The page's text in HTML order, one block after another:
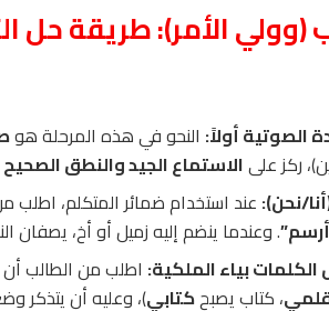
(وولي الأمر): طريقة حل
الصوتية أولاً: النحو في هذه المرحلة هو
ركز علىالاستماع الجيد والنطق الصحيح
نحن): عند استخدام ضمائر المتكلم،
أرسم”. وعندما ينضم إليه زميل أو أخ، يصفان
بياء الملكية: اطلب من الطالب
، كتاب يصبحكتابي)، وعليه أن يتذكر